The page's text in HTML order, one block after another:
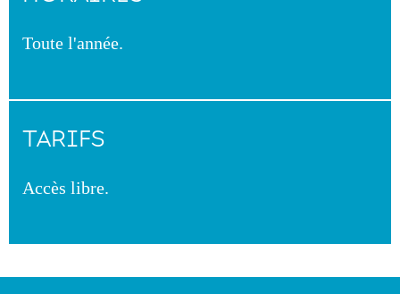
Toute l'année.
TARIFS
Accès libre.